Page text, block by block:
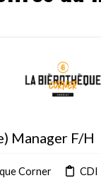
Manager F/H
Corner
CDI